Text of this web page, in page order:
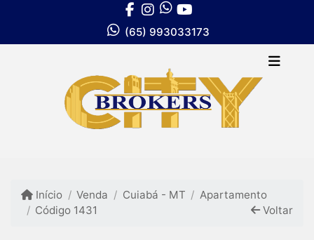
(65) 993033173
Início Venda Cuiabá - MT
Apartamento
Código 1431
Voltar